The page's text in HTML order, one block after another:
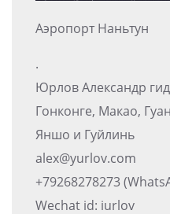
Аэропорт Наньтун
.
Юрлов Александр
Гонконге, Макао,
Яншо и Гуйлинь
alex@yurlov.com
+79268278273
Wechat id: iurlov